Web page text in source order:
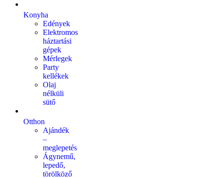
Konyha
Edények
Elektromos
háztartási
gépek
Mérlegek
Party
kellékek
Olaj
nélküli
sütő
Otthon
Ajándék
–
meglepetés
Ágynemű,
lepedő,
törölköző